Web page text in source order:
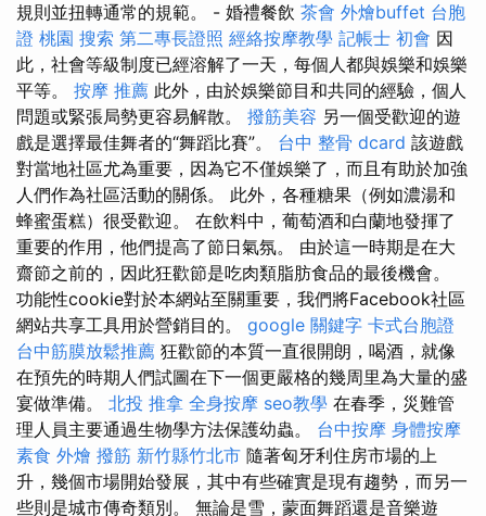
規則並扭轉通常的規範。 - 婚禮餐飲 茶會 外燴buffet 台胞
證 桃園 搜索 第二專長證照 經絡按摩教學 記帳士 初會 因
此，社會等級制度已經溶解了一天，每個人都與娛樂和娛樂
平等。 按摩 推薦 此外，由於娛樂節目和共同的經驗，個人
問題或緊張局勢更容易解散。 撥筋美容 另一個受歡迎的遊
戲是選擇最佳舞者的“舞蹈比賽”。 台中 整骨 dcard 該遊戲
對當地社區尤為重要，因為它不僅娛樂了，而且有助於加強
人們作為社區活動的關係。 此外，各種糖果（例如濃湯和
蜂蜜蛋糕）很受歡迎。 在飲料中，葡萄酒和白蘭地發揮了
重要的作用，他們提高了節日氣氛。 由於這一時期是在大
齋節之前的，因此狂歡節是吃肉類脂肪食品的最後機會。
功能性cookie對於本網站至關重要，我們將Facebook社區
網站共享工具用於營銷目的。 google 關鍵字 卡式台胞證
台中筋膜放鬆推薦 狂歡節的本質一直很開朗，喝酒，就像
在預先的時期人們試圖在下一個更嚴格的幾周里為大量的盛
宴做準備。 北投 推拿 全身按摩 seo教學 在春季，災難管
理人員主要通過生物學方法保護幼蟲。 台中按摩 身體按摩
素食 外燴 撥筋 新竹縣竹北市 隨著匈牙利住房市場的上
升，幾個市場開始發展，其中有些確實是現有趨勢，而另一
些則是城市傳奇類別。 無論是雪，蒙面舞蹈還是音樂遊